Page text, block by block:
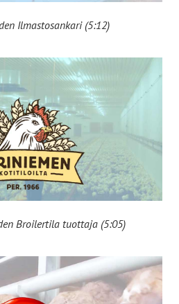
Ilmastosankari (5:12)
Broilertila tuottaja (5:05)